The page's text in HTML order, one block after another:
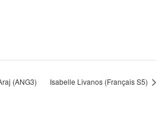
(ANG3) Isabelle Livanos (Français S5)